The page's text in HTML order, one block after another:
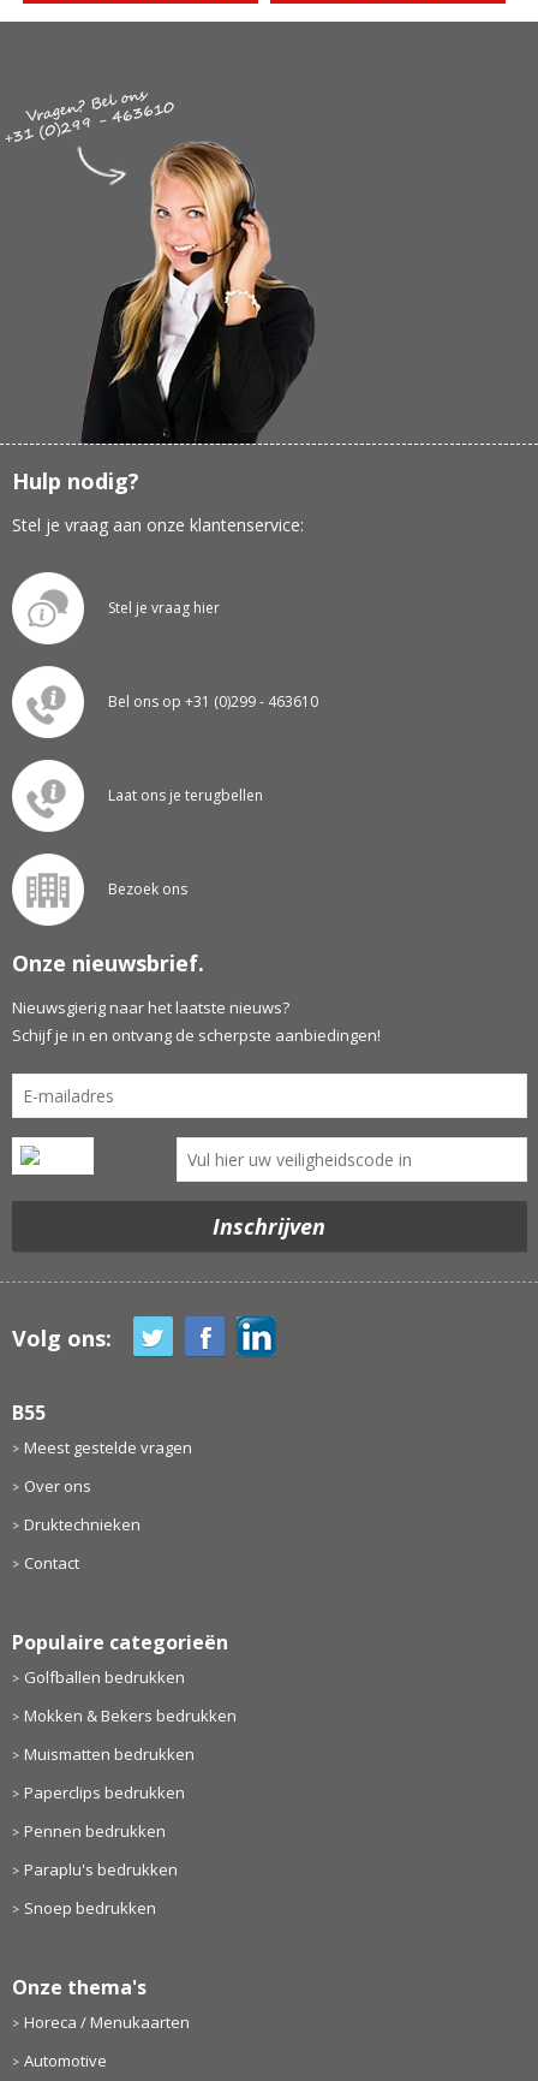
Hulp nodig?
Stel je vraag aan onze klantenservice:
Stel je vraag hier
Bel ons op +31 (0)299 - 463610
Laat ons je terugbellen
Bezoek ons
Onze nieuwsbrief.
Nieuwsgierig naar het laatste nieuws?
Schijf je in en ontvang de scherpste aanbiedingen!
Volg ons:
B55
Meest gestelde vragen
Over ons
Druktechnieken
Contact
Populaire categorieën
Golfballen bedrukken
Mokken & Bekers bedrukken
Muismatten bedrukken
Paperclips bedrukken
Pennen bedrukken
Paraplu's bedrukken
Snoep bedrukken
Onze thema's
Horeca / Menukaarten
Automotive